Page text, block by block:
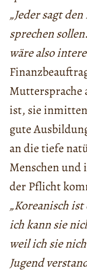
„Jeder sagt
sprechen
wäre also
Muttersprache
ist, sie
gute
an die tiefe
Menschen und
der Pflicht
„Koreanisch
ich kann sie
weil ich sie
Jugend